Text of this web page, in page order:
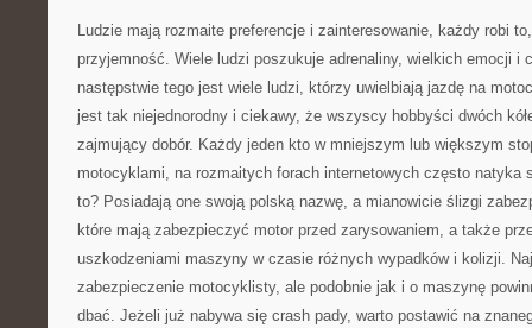
Ludzie mają rozmaite preferencje i zainteresowanie, każdy robi
przyjemność. Wiele ludzi poszukuje adrenaliny, wielkich emocji i
następstwie tego jest wiele ludzi, którzy uwielbiają jazdę na
jest tak niejednorodny i ciekawy, że wszyscy hobbyści dwóch
zajmujący dobór. Każdy jeden kto w mniejszym lub większym
motocyklami, na rozmaitych forach internetowych często natyka
to? Posiadają one swoją polską nazwę, a mianowicie ślizgi
które mają zabezpieczyć motor przed zarysowaniem, a także
uszkodzeniami maszyny w czasie różnych wypadków i kolizji.
zabezpieczenie motocyklisty, ale podobnie jak i o maszynę
dbać. Jeżeli już nabywa się crash pady, warto postawić na